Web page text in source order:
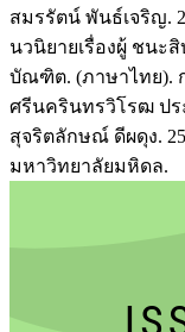
สมรรัตน์ พันธ์เจริญ.
นวนิยายเรื่องผู้ ชน
บัณฑิต. (ภาษาไทย).
ศรีนครินทรวิโรฒ ปร
สุจริตลักษณ์ ดีผดุง.
มหาวิทยาลัยมหิดล.